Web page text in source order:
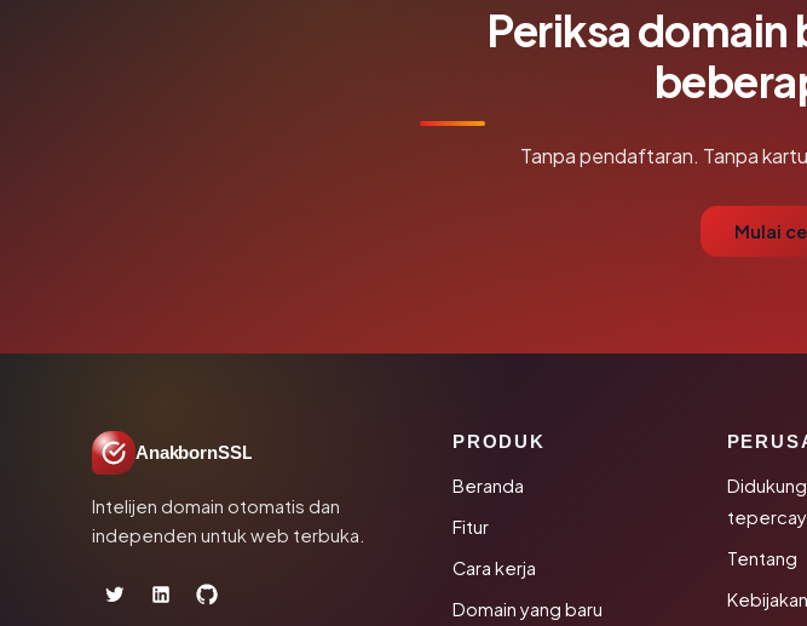
Periksa
Tanpa pendaftaran. Tanpa
Mulai
AnakbornSSL
Intelijen domain otomatis dan
independen untuk web terbuka.
PRODUK
Beranda
Fitur
Cara kerja
Domain yang baru
Tentang